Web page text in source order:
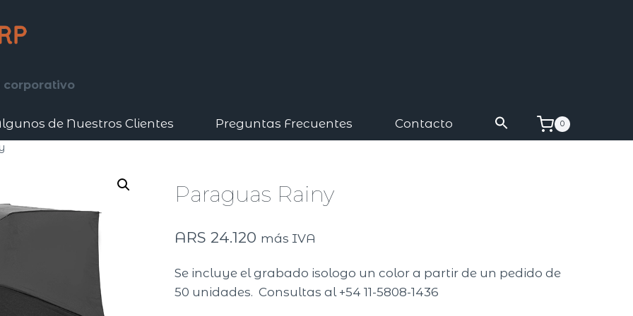
corporativo
de Nuestros Clientes Preguntas Frecuentes Contacto 0
Paraguas Rainy
ARS 24.120 más IVA
Se incluye el grabado isologo un color a partir de un pedido de
50 unidades. Consultas al +54 11-5808-1436